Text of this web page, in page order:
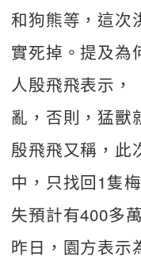
和狗熊等，這次
實死掉。提及為
人殷飛飛表示，
亂，否則，猛獸
殷飛飛又稱，此
中，只找回1隻
失預計有400多
昨日，園方表示